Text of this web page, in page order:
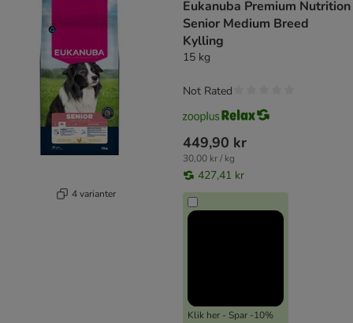
4 varianter
Eukanuba Premium Nutrition
Senior Medium Breed
Kylling
15 kg
449,90 kr
30,00 kr / kg
427,41 kr
Klik her - Spar -10%
Not Rated